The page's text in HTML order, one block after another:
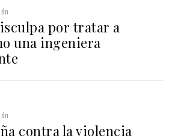
por tratar a
una ingeniera
contra la violencia